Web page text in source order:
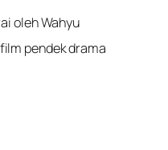
oleh Wahyu
pendek drama